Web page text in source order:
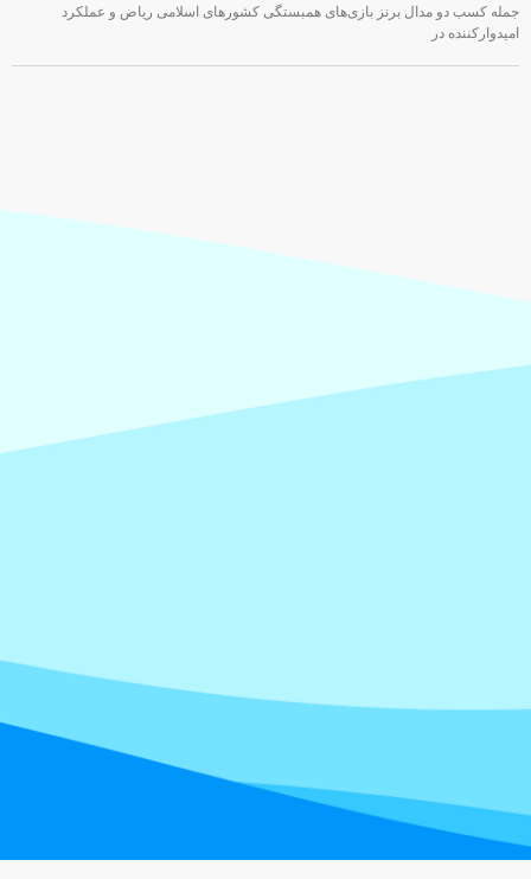
جمله کسب دو مدال برنز بازی‌های همبستگی کشورهای اسلامی ریاض و عملکرد
امیدوارکننده در